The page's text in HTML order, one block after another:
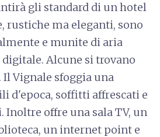
gli standard di un hotel
rustiche ma eleganti, sono
e munite di aria
Alcune si trovano
Il Vignale sfoggia una
d'epoca, soffitti affrescati e
offre una sala TV, un
un internet point e